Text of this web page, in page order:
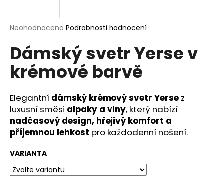
Průměrné
produktu
je
0,0
hvězdiček.
Neohodnoceno Podrobnosti hodnocení
Dámský svetr Yerse v
krémové barvě
Elegantní dámský krémový svetr Yerse z
luxusní směsi alpaky a vlny, který nabízí
nadčasový design, hřejivý komfort a
příjemnou lehkost pro každodenní nošení.
VARIANTA
j
t
?
HLEDAT
D
o